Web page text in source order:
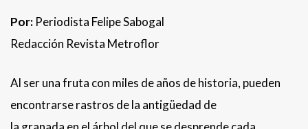
Por: Periodista Felipe Sabogal
Redacción Revista Metroflor
Al ser una fruta con miles de años de historia, pueden
encontrarse rastros de la antigüedad de